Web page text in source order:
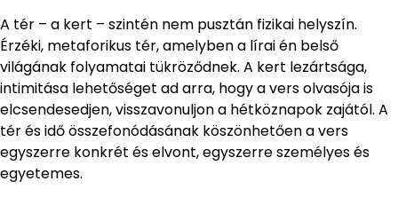
A tér – a kert – szintén nem pusztán fizikai helyszín.
Érzéki, metaforikus tér, amelyben a lírai én belső
világának folyamatai tükröződnek. A kert lezártsága,
intimitása lehetőséget ad arra, hogy a vers olvasója is
elcsendesedjen, visszavonuljon a hétköznapok zajától. A
tér és idő összefonódásának köszönhetően a vers
egyszerre konkrét és elvont, egyszerre személyes és
egyetemes.